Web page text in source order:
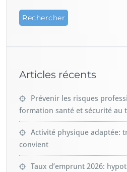
Articles récents
Prévenir les risques
formation santé et sécurité au
Activité physique adaptée:
convient
Taux d’emprunt 2026: